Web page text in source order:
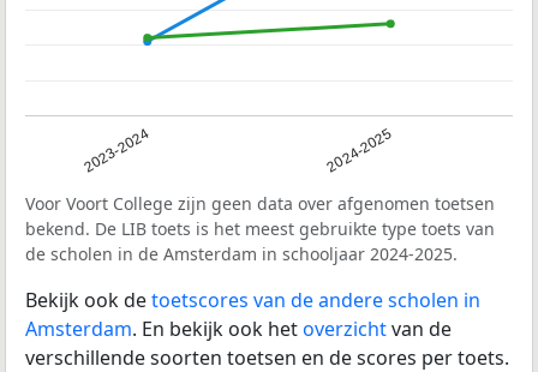
2023-2024 2024-2025
Voor Voort College zijn geen data over afgenomen toetsen
bekend. De LIB toets is het meest gebruikte type toets van
de scholen in de Amsterdam in schooljaar 2024-2025.
Bekijk ook detoetscores van de andere scholen in
Amsterdam. En bekijk ook hetoverzichtvan de
verschillende soorten toetsen en de scores per toets.